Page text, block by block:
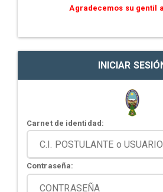
Agradecemos su gentil
INICIAR
Carnet de identidad:
Contraseña: